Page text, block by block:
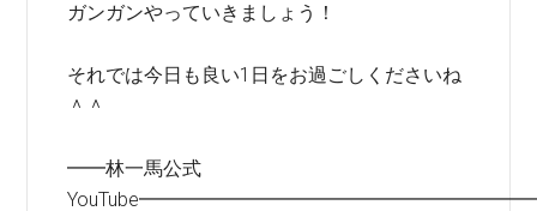
ガンガンやっていきましょう！
それでは今日も良い1日をお過ごしくださいね
＾＾
━━林一馬公式